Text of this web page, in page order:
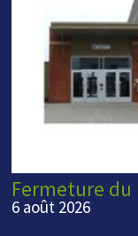
Fermeture
6 août 2026